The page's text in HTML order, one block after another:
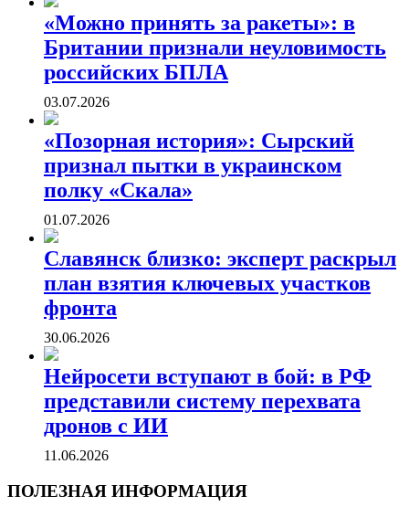
«Можно принять за ракеты»: в
Британии признали неуловимость
российских БПЛА
03.07.2026
«Позорная история»: Сырский
признал пытки в украинском
полку «Скала»
01.07.2026
Славянск близко: эксперт раскрыл
план взятия ключевых участков
фронта
30.06.2026
Нейросети вступают в бой: в РФ
представили систему перехвата
дронов с ИИ
11.06.2026
ПОЛЕЗНАЯ ИНФОРМАЦИЯ